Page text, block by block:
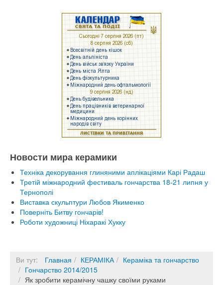
Новости мира керамики
Техніка декорування глиняними аплікаціями Карі Радаш
Третій міжнародний фестиваль гончарства 18-21 липня у
Тернополі
Виставка скульптури Любов Якименко
Поверніть Битву гончарів!
Роботи художниці Ніхаракі Хукку
Ви тут: Главная КЕРАМІКА
Кераміка та гончарство
Гончарство 2014/2015
Як зробити керамічну чашку своїми руками